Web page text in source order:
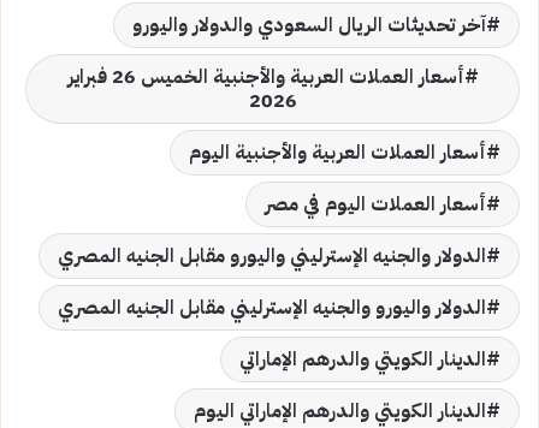
آخر تحديثات الريال السعودي والدولار واليورو
أسعار العملات العربية والأجنبية الخميس 26 فبراير
2026
أسعار العملات العربية والأجنبية اليوم
أسعار العملات اليوم في مصر
الدولار والجنيه الإسترليني واليورو مقابل الجنيه المصري
الدولار واليورو والجنيه الإسترليني مقابل الجنيه المصري
الدينار الكويتي والدرهم الإماراتي
الدينار الكويتي والدرهم الإماراتي اليوم